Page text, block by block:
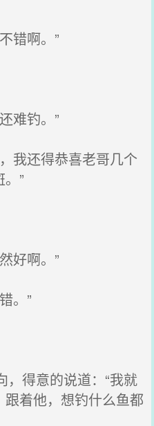
错啊。”
难钓。”
我还得恭喜老哥几个
”
好啊。”
。”
得意的说道：“我就
着他，想钓什么鱼都